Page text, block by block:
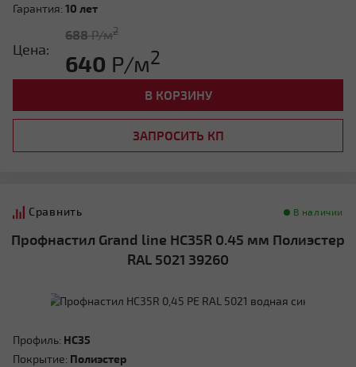
Гарантия: 10 лет
Цена:
688Р/м2
640 Р/м2
В КОРЗИНУ
ЗАПРОСИТЬ КП
Сравнить В наличии
Профнастил Grand line HC35R 0.45 мм Полиэстер
RAL 5021 39260
Профиль: HC35
Покрытие: Полиэстер